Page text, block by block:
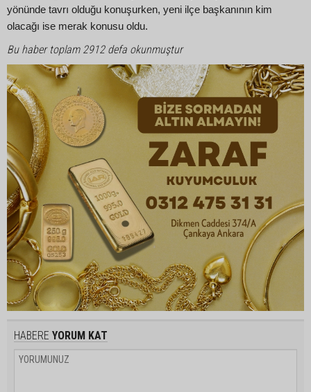
yönünde tavrı olduğu konuşurken, yeni ilçe başkanının kim
olacağı ise merak konusu oldu.
Bu haber toplam 2912 defa okunmuştur
HABERE YORUM KAT